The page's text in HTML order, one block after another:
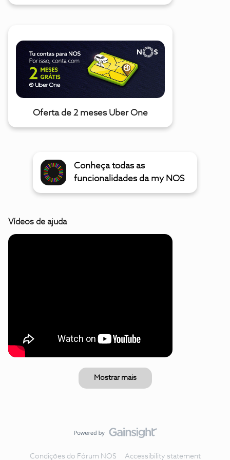
Oferta de 2 meses Uber One
Conheça todas as
funcionalidades da my NOS
Vídeos de ajuda
Mostrar mais
Condições do Fórum NOS Accessibility statement